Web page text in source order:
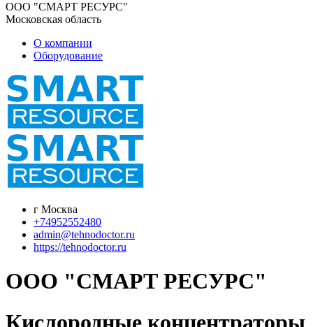
ООО "СМАРТ РЕСУРС"
Московская область
О компании
Оборудование
г Москва
+74952552480
admin@tehnodoctor.ru
https://tehnodoctor.ru
ООО "СМАРТ РЕСУРС"